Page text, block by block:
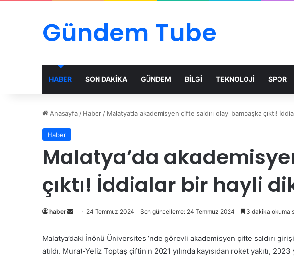
Gündem Tube
HABER SON DAKİKA GÜNDEM BİLGİ TEKNOLOJİ SPOR
Anasayfa / Haber / Malatya’da akademisyen çifte saldırı olayı bambaşka çıktı!
Haber
Malatya’da
çıktı! İddialar bir hayli
haber
Bir
posta
göndermek
24 Temmuz 2024 Son güncelleme: 24 Temmuz 2024 3 dakika okuma
Malatya’daki İnönü Üniversitesi’nde görevli akademisyen çifte saldırı
atıldı. Murat-Yeliz Toptaş çiftinin 2021 yılında kayısıdan roket yakıtı,